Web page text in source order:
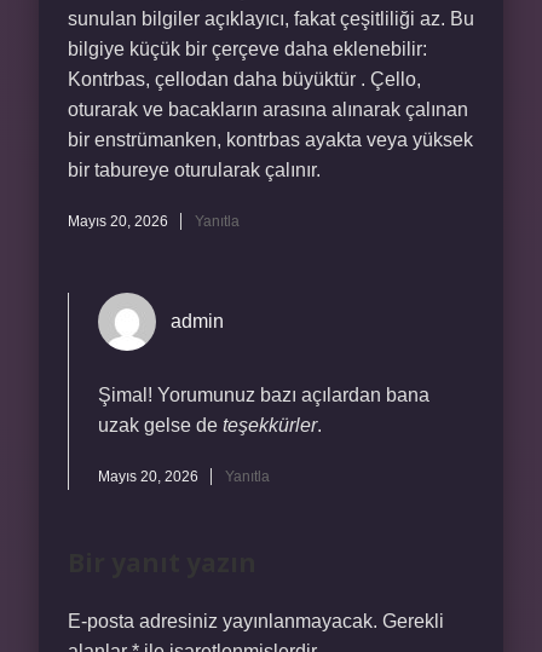
sunulan bilgiler açıklayıcı, fakat çeşitliliği az. Bu
bilgiye küçük bir çerçeve daha eklenebilir:
Kontrbas, çellodan daha büyüktür . Çello,
oturarak ve bacakların arasına alınarak çalınan
bir enstrümanken, kontrbas ayakta veya yüksek
bir tabureye oturularak çalınır.
Mayıs 20, 2026 Yanıtla
admin
Şimal! Yorumunuz bazı açılardan bana
uzak gelse de teşekkürler.
Mayıs 20, 2026 Yanıtla
E-posta adresiniz yayınlanmayacak. Gerekli